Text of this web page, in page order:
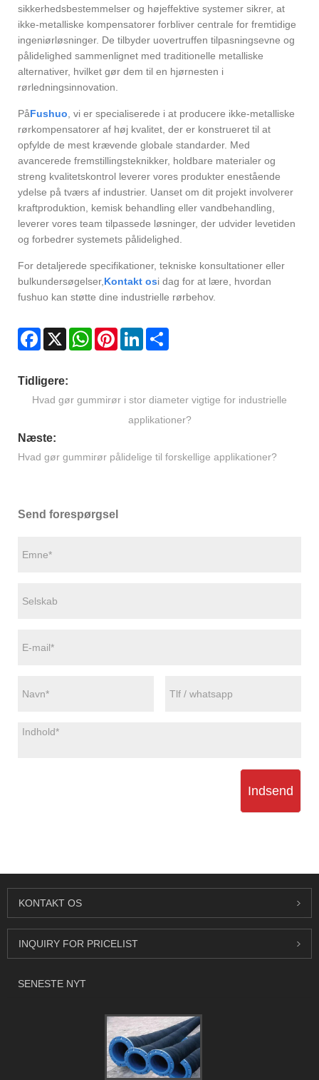
sikkerhedsbestemmelser og højeffektive systemer sikrer, at
ikke-metalliske kompensatorer forbliver centrale for fremtidige
ingeniørløsninger. De tilbyder uovertruffen tilpasningsevne og
pålidelighed sammenlignet med traditionelle metalliske
alternativer, hvilket gør dem til en hjørnesten i
rørledningsinnovation.
PåFushuo, vi er specialiserede i at producere ikke-metalliske
rørkompensatorer af høj kvalitet, der er konstrueret til at
opfylde de mest krævende globale standarder. Med
avancerede fremstillingsteknikker, holdbare materialer og
streng kvalitetskontrol leverer vores produkter enestående
ydelse på tværs af industrier. Uanset om dit projekt involverer
kraftproduktion, kemisk behandling eller vandbehandling,
leverer vores team tilpassede løsninger, der udvider levetiden
og forbedrer systemets pålidelighed.
For detaljerede specifikationer, tekniske konsultationer eller
bulkundersøgelser,Kontakt osi dag for at lære, hvordan
fushuo kan støtte dine industrielle rørbehov.
Facebook
X WhatsAppPinterestLinkedIn
Tidligere:
Hvad gør gummirør i stor diameter vigtige for industrielle
applikationer?
Næste:
Hvad gør gummirør pålidelige til forskellige applikationer?
Send forespørgsel
Indsend
KONTAKT OS
INQUIRY FOR PRICELIST
SENESTE NYT